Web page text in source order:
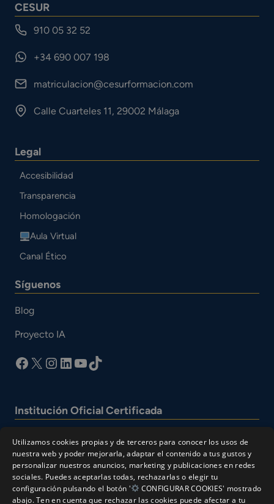
CESUR
910 05 32 52
+34 690 007 198
matriculacion@cesurformacion.com
Calle Cuarteles 11, 29002 Málaga
Legal
Accesibilidad
Transparencia
Homologación
Aula Virtual
Canal Ético
Síguenos
Blog
Proyecto IA
facebook
X Instagram
LinkedIn
YouTube
TikTok
Institución Oficial Certificada
Utilizamos cookies propias y de terceros para conocer los usos de
nuestra web y poder mejorarla, adaptar el contenido a tus gustos y
personalizar nuestros anuncios, marketing y publicaciones en redes
sociales. Puedes aceptarlas todas, rechazarlas o elegir tu
configuración pulsando el botón '
CONFIGURAR COOKIES' mostrado
abajo. Ten en cuenta que rechazar las cookies puede afectar a tu